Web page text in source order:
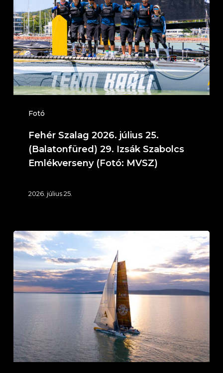
Fotó
július
25.
(Balatonfüred)
29.
Izsák
Szabolcs
Emlékverseny
(Fotó:
MVSZ)
Fehér Szalag 2026. július 25.
(Balatonfüred) 29. Izsák Szabolcs
Emlékverseny (Fotó: MVSZ)
2026. július 25.
IT
KLIMA
Service
Ezüst
Éjszakai
túraverseny
Balatonföldvár